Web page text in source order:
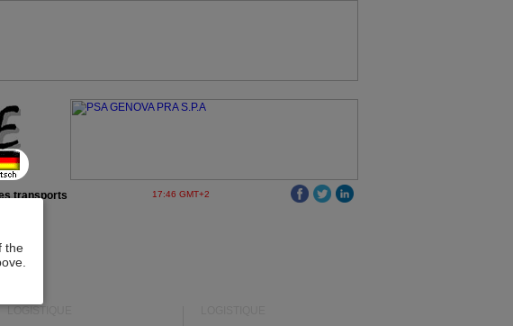
the
transports 17:46 GMT+2
LOGISTIQUE